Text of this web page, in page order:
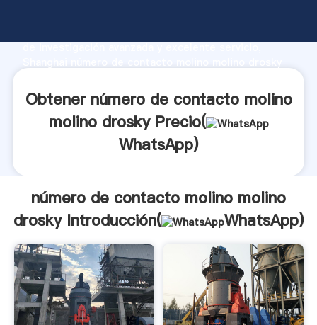
de investigación avanzada y excelente servicio,
clientes.
Obtener número de contacto molino
molino drosky Precio(
WhatsApp)
número de contacto molino molino
drosky Introducción(
WhatsApp)